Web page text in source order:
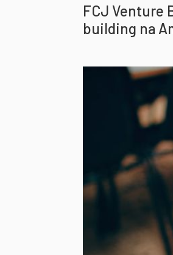
FCJ Venture
building na